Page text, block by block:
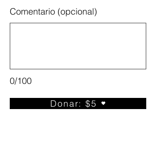
0/100
Comentario (opcional)
Donar: $5